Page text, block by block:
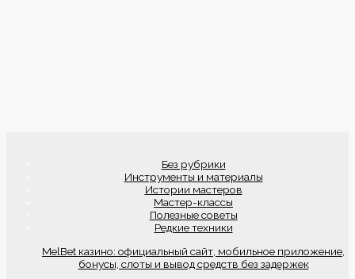
Без рубрики
Инструменты и материалы
Истории мастеров
Мастер-классы
Полезные советы
Редкие техники
MelBet казино: официальный сайт, мобильное приложение,
бонусы, слоты и вывод средств без задержек